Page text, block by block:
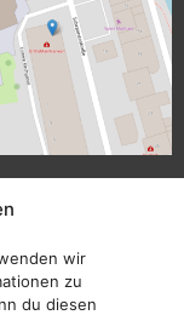
wir
zu
du diesen